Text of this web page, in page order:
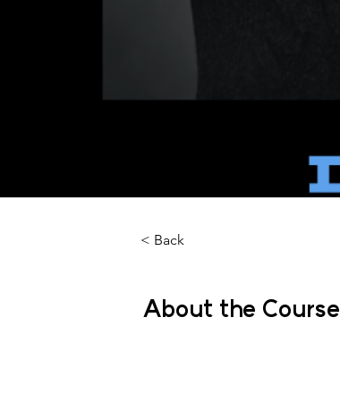
< Back
About the Course